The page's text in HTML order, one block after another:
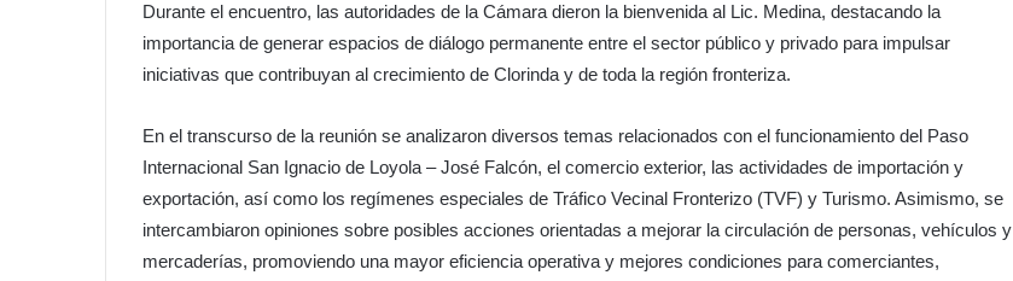
Durante el encuentro, las autoridades de la Cámara dieron la bienvenida al Lic. Medina, destacando la
importancia de generar espacios de diálogo permanente entre el sector público y privado para impulsar
iniciativas que contribuyan al crecimiento de Clorinda y de toda la región fronteriza.
En el transcurso de la reunión se analizaron diversos temas relacionados con el funcionamiento del Paso
Internacional San Ignacio de Loyola – José Falcón, el comercio exterior, las actividades de importación y
exportación, así como los regímenes especiales de Tráfico Vecinal Fronterizo (TVF) y Turismo. Asimismo, se
intercambiaron opiniones sobre posibles acciones orientadas a mejorar la circulación de personas, vehículos y
mercaderías, promoviendo una mayor eficiencia operativa y mejores condiciones para comerciantes,